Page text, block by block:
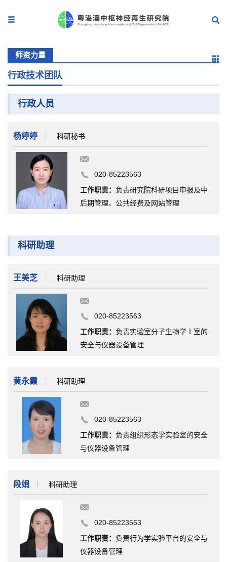
师资力量
行政技术团队
行政人员
杨婷婷 科研秘书
020-85223563
工作职责： 负责研究院科研项目申报及中
后期管理、公共经费及网站管理
科研助理
王美芝 科研助理
020-85223563
工作职责： 负责实验室分子生物学Ⅰ室的
安全与仪器设备管理
黄永霞 科研助理
020-85223563
工作职责： 负责组织形态学实验室的安全
与仪器设备管理
段娟 科研助理
020-85223563
工作职责： 负责行为学实验平台的安全与
仪器设备管理